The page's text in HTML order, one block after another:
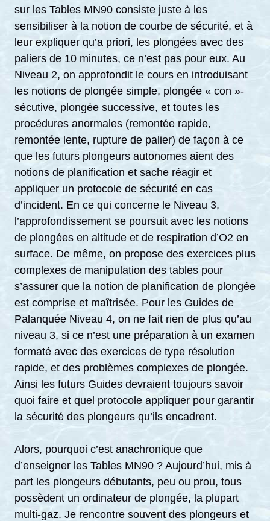
sur les Tables MN90 consiste juste à les
sensibiliser à la notion de courbe de sécurité, et à
leur expliquer qu’a priori, les plongées avec des
paliers de 10 minutes, ce n’est pas pour eux. Au
Niveau 2, on approfondit le cours en introduisant
les notions de plongée simple, plongée « con »-
sécutive, plongée successive, et toutes les
procédures anormales (remontée rapide,
remontée lente, rupture de palier) de façon à ce
que les futurs plongeurs autonomes aient des
notions de planification et sache réagir et
appliquer un protocole de sécurité en cas
d’incident. En ce qui concerne le Niveau 3,
l’approfondissement se poursuit avec les notions
de plongées en altitude et de respiration d’O2 en
surface. De même, on propose des exercices plus
complexes de manipulation des tables pour
s’assurer que la notion de planification de plongée
est comprise et maîtrisée. Pour les Guides de
Palanquée Niveau 4, on ne fait rien de plus qu’au
niveau 3, si ce n’est une préparation à un examen
formaté avec des exercices de type résolution
rapide, et des problèmes complexes de plongée.
Ainsi les futurs Guides devraient toujours savoir
quoi faire et quel protocole appliquer pour garantir
la sécurité des plongeurs qu’ils encadrent.
Alors, pourquoi c’est anachronique que
d’enseigner les Tables MN90 ? Aujourd’hui, mis à
part les plongeurs débutants, peu ou prou, tous
possèdent un ordinateur de plongée, la plupart
multi-gaz. Je rencontre souvent des plongeurs et